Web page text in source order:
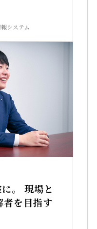
システム
。 現場と
を目指す